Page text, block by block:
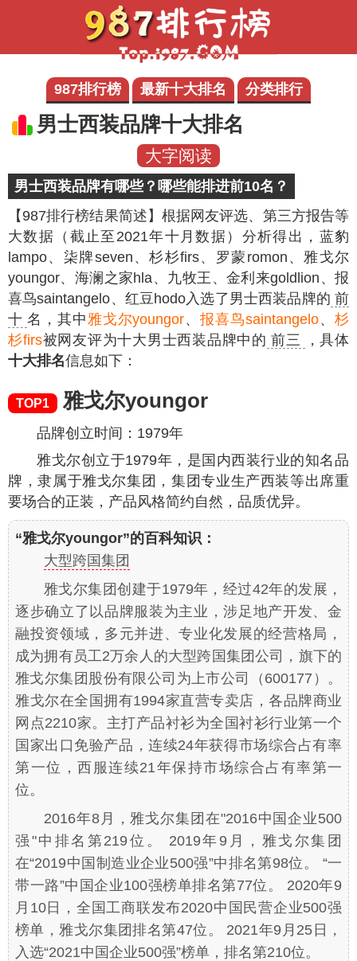
987排行榜 最新十大排名 分类排行
男士西装品牌十大排名
大字阅读
男士西装品牌有哪些？哪些能排进前10名？
【987排行榜结果简述】 根据网友评选、第三方报告等
大数据（截止至2021年十月数据）分析得出，蓝豹
lampo、柒牌seven、杉杉firs、罗蒙romon、雅戈尔
youngor、海澜之家hla、九牧王、金利来goldlion、报
喜鸟saintangelo、红豆hodo入选了男士西装品牌的 前
十 名，其中雅戈尔youngor、报喜鸟saintangelo、杉
杉firs被网友评为十大男士西装品牌中的 前三
，具体
十大排名信息如下：
TOP1 雅戈尔youngor
品牌创立时间：1979年
雅戈尔创立于1979年，是国内西装行业的知名品
牌，隶属于雅戈尔集团，集团专业生产西装等出席重
要场合的正装，产品风格简约自然，品质优异。
“雅戈尔youngor”的百科知识：
大型跨国集团
雅戈尔集团创建于1979年，经过42年的发展，
逐步确立了以品牌服装为主业，涉足地产开发、金
融投资领域，多元并进、专业化发展的经营格局，
成为拥有员工2万余人的大型跨国集团公司，旗下的
雅戈尔集团股份有限公司为上市公司（600177）。
雅戈尔在全国拥有1994家直营专卖店，各品牌商业
网点2210家。主打产品衬衫为全国衬衫行业第一个
国家出口免验产品，连续24年获得市场综合占有率
第一位，西服连续21年保持市场综合占有率第一
位。
2016年8月，雅戈尔集团在"2016中国企业500
强"中排名第219位。 2019年9月，雅戈尔集团
在“2019中国制造业企业500强”中排名第98位。 “一
带一路”中国企业100强榜单排名第77位。 2020年9
月10日，全国工商联发布2020中国民营企业500强
榜单，雅戈尔集团排名第47位。 2021年9月25日，
入选“2021中国企业500强”榜单，排名第210位。